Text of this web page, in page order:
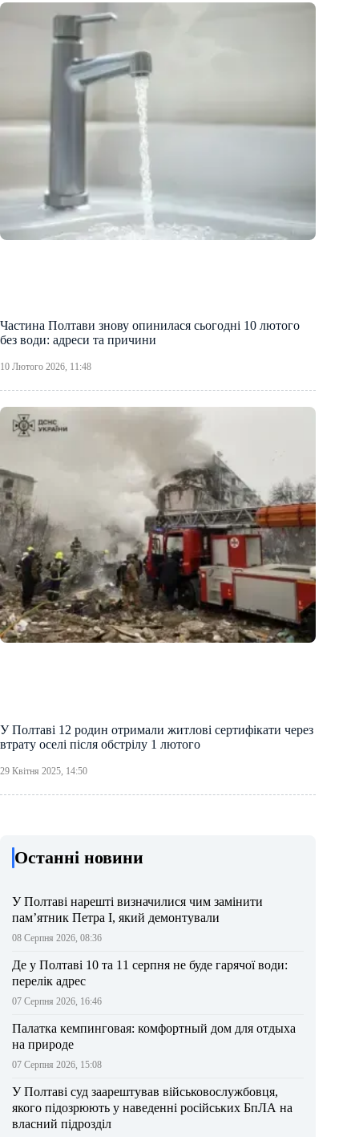
Частина Полтави знову опинилася сьогодні 10 лютого
без води: адреси та причини
10 Лютого 2026, 11:48
У Полтаві 12 родин отримали житлові сертифікати через
втрату оселі після обстрілу 1 лютого
29 Квітня 2025, 14:50
Останні новини
У Полтаві нарешті визначилися чим замінити
пам’ятник Петра І, який демонтували
08 Серпня 2026, 08:36
Де у Полтаві 10 та 11 серпня не буде гарячої води:
перелік адрес
07 Серпня 2026, 16:46
Палатка кемпинговая: комфортный дом для отдыха
на природе
07 Серпня 2026, 15:08
У Полтаві суд заарештував військовослужбовця,
якого підозрюють у наведенні російських БпЛА на
власний підрозділ